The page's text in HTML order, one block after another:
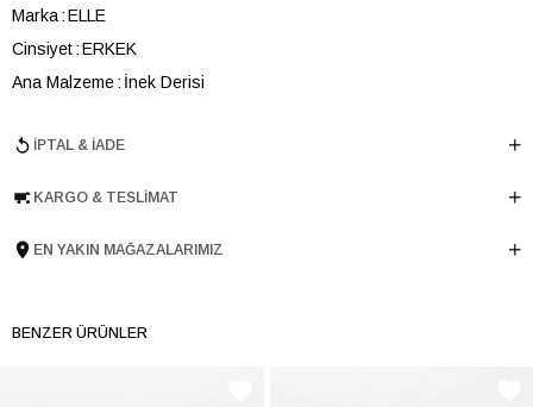
Marka ELLE
Cinsiyet ERKEK
Ana Malzeme İnek Derisi
Topuk Boyu 2.5 cm
Taban Yüksekliği 2.5 cm
İPTAL & İADE
KARGO & TESLIMAT
EN YAKIN MAĞAZALARIMIZ
BENZER ÜRÜNLER